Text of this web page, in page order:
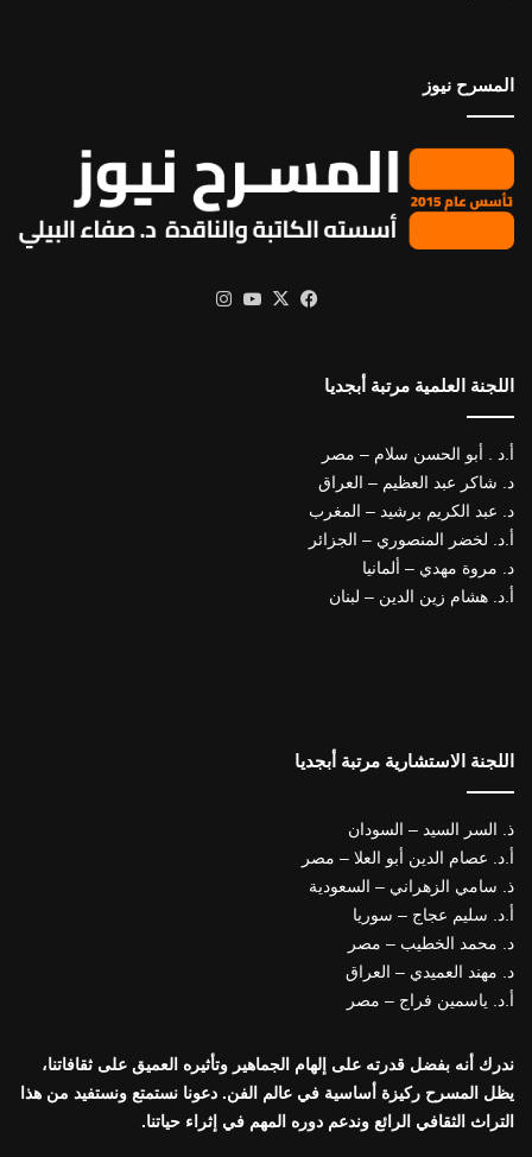
المسرح نيوز
فيسبوك
X يوتيوب
اللجنة العلمية مرتبة أبجديا
أ.د . أبو الحسن سلام – مصر
د. شاكر عبد العظيم – العراق
د. عبد الكريم برشيد – المغرب
أ.د. لخضر المنصوري – الجزائر
د. مروة مهدي – ألمانيا
أ.د. هشام زين الدين – لبنان
اللجنة الاستشارية مرتبة أبجديا
ذ. السر السيد – السودان
أ.د. عصام الدين أبو العلا – مصر
ذ. سامي الزهراني – السعودية
أ.د. سليم عجاج – سوريا
د. محمد الخطيب – مصر
د. مهند العميدي – العراق
أ.د. ياسمين فراج – مصر
ندرك أنه بفضل قدرته على إلهام الجماهير وتأثيره العميق على ثقافاتنا،
يظل المسرح ركيزة أساسية في عالم الفن. دعونا نستمتع ونستفيد من هذا
التراث الثقافي الرائع وندعم دوره المهم في إثراء حياتنا.